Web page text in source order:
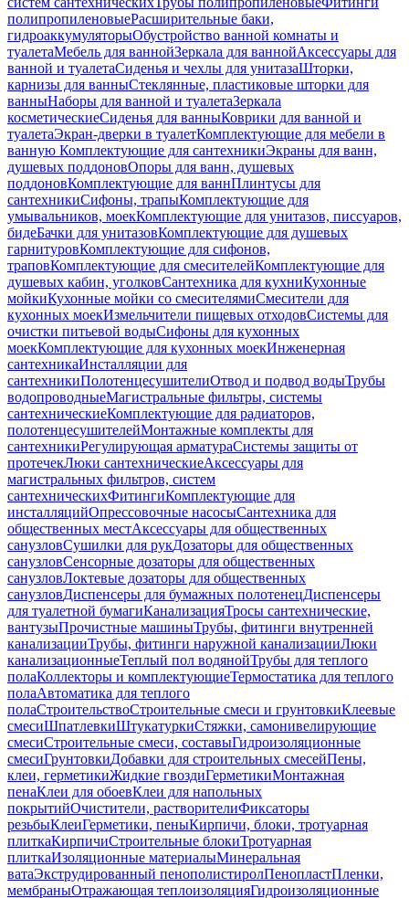
полипропиленовыеРасширительные баки,
гидроаккумуляторыОбустройство ванной комнаты и
туалетаМебель для ваннойЗеркала для ваннойАксессуары для
ванной и туалетаСиденья и чехлы для унитазаШторки,
карнизы для ванныСтеклянные, пластиковые шторки для
ванныНаборы для ванной и туалетаЗеркала
косметическиеСиденья для ванныКоврики для ванной и
туалетаЭкран-дверки в туалетКомплектующие для мебели в
ванную Комплектующие для сантехникиЭкраны для ванн,
душевых поддоновОпоры для ванн, душевых
поддоновКомплектующие для ваннПлинтусы для
сантехникиСифоны, трапыКомплектующие для
умывальников, моекКомплектующие для унитазов, писсуаров,
бидеБачки для унитазовКомплектующие для душевых
гарнитуровКомплектующие для сифонов,
траповКомплектующие для смесителейКомплектующие для
душевых кабин, уголковСантехника для кухниКухонные
мойкиКухонные мойки со смесителямиСмесители для
кухонных моекИзмельчители пищевых отходовСистемы для
очистки питьевой водыСифоны для кухонных
моекКомплектующие для кухонных моекИнженерная
сантехникаИнсталляции для
сантехникиПолотенцесушителиОтвод и подвод водыТрубы
водопроводныеМагистральные фильтры, системы
сантехническиеКомплектующие для радиаторов,
полотенцесушителейМонтажные комплекты для
сантехникиРегулирующая арматураСистемы защиты от
протечекЛюки сантехническиеАксессуары для
магистральных фильтров, систем
сантехническихФитингиКомплектующие для
инсталляцийОпрессовочные насосыСантехника для
общественных местАксессуары для общественных
санузловСушилки для рукДозаторы для общественных
санузловСенсорные дозаторы для общественных
санузловЛоктевые дозаторы для общественных
санузловДиспенсеры для бумажных полотенецДиспенсеры
для туалетной бумагиКанализацияТросы сантехнические,
вантузыПрочистные машиныТрубы, фитинги внутренней
канализацииТрубы, фитинги наружной канализацииЛюки
канализационныеТеплый пол водянойТрубы для теплого
полаКоллекторы и комплектующиеТермостатика для теплого
полаАвтоматика для теплого
полаСтроительствоСтроительные смеси и грунтовкиКлеевые
смесиШпатлевкиШтукатуркиСтяжки, самонивелирующие
смесиСтроительные смеси, составыГидроизоляционные
смесиГрунтовкиДобавки для строительных смесейПены,
клеи, герметикиЖидкие гвоздиГерметикиМонтажная
пенаКлеи для обоевКлеи для напольных
покрытийОчистители, растворителиФиксаторы
резьбыКлеиГерметики, пеныКирпичи, блоки, тротуарная
плиткаКирпичиСтроительные блокиТротуарная
плиткаИзоляционные материалыМинеральная
ватаЭкструдированный пенополистиролПенопластПленки,
мембраныОтражающая теплоизоляцияГидроизоляционные